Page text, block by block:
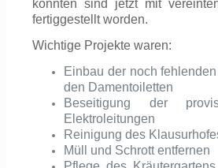
konnten sind jetzt mit
fertiggestellt worden.
Wichtige Projekte waren:
Einbau der noch
den Damentoiletten
Beseitigung der
Elektroleitungen
Reinigung des
Müll und Schrott entfernen